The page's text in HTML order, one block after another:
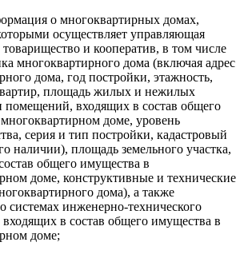
о многоквартирных домах,
осуществляет управляющая
товарищество и кооператив, в том числе
многоквартирного дома (включая адрес
дома, год постройки, этажность,
площадь жилых и нежилых
входящих в состав общего
доме, уровень
серия и тип постройки, кадастровый
наличии), площадь земельного участка,
общего имущества в
доме, конструктивные и технические
дома), а также
системах инженерно-технического
входящих в состав общего имущества в
доме;